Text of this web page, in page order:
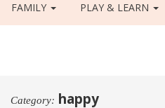
FAMILY PLAY & LEARN
Category: happy